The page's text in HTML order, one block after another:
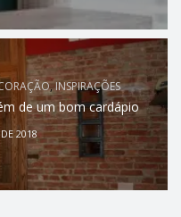
,INSPIRAÇÕES
de um bom cardápio
2018